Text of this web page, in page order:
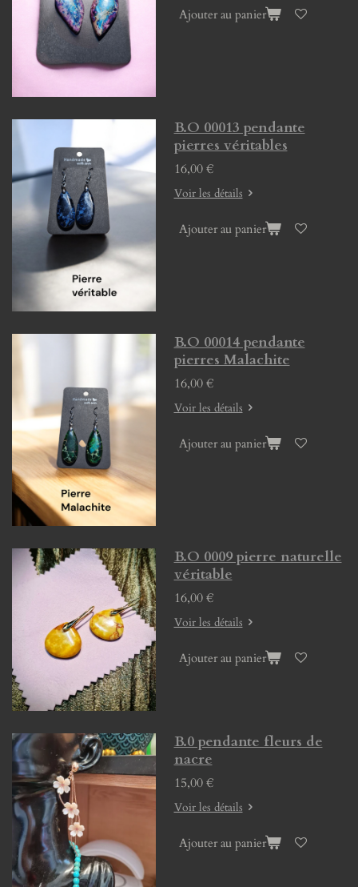
Ajouter au panier
B.O 00013 pendante
pierres véritables
16,00 €
Voir les détails
Ajouter au panier
B.O 00014 pendante
pierres Malachite
16,00 €
Voir les détails
Ajouter au panier
B.O 0009 pierre naturelle
véritable
16,00 €
Voir les détails
Ajouter au panier
B.0 pendante fleurs de
nacre
15,00 €
Voir les détails
Ajouter au panier